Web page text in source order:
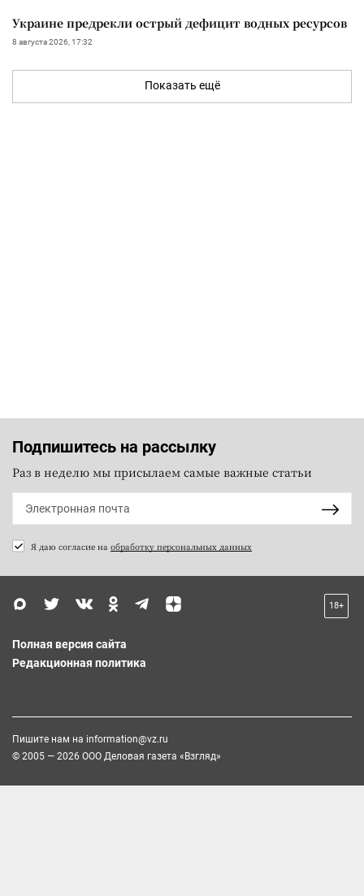
Украине предрекли острый дефицит водных ресурсов
8 августа 2026, 17:32
Показать ещё
Подпишитесь на рассылку
Раз в неделю мы присылаем самые важные статьи
Я даю согласие на обработку персональных данных
18+
Полная версия сайта
Редакционная политика
Пишите нам на information@vz.ru
© 2005 — 2026 ООО Деловая газета «Взгляд»